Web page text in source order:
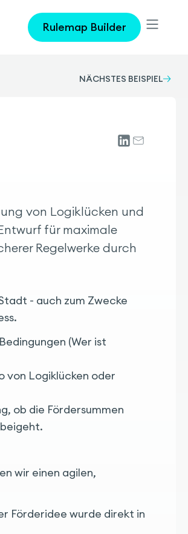
Rulemap Builder
NÄCHSTES BEISPIEL
von Logiklücken und
für maximale
Regelwerke durch
- auch zum Zwecke
(Wer ist
von Logiklücken oder
ob die Fördersummen
wir einen agilen,
Förderidee wurde direkt in